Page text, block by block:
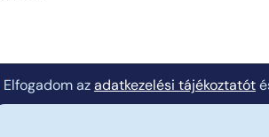
Elfogadom azadatkezelési tájékoztatót